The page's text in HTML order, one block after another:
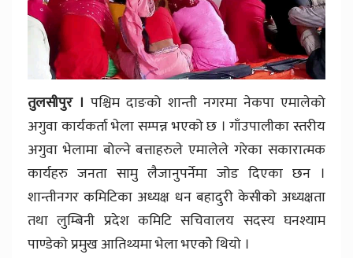
तुलसीपुर । पश्चिम दाङको शान्ती नगरमा नेकपा एमालेको
अगुवा कार्यकर्ता भेला सम्पन्न भएको छ । गाँउपालीका स्तरीय
अगुवा भेलामा बोल्ने बत्ताहरुले एमालेले गरेका सकारात्मक
कार्यहरु जनता सामु लैजानुपर्नेमा जोड दिएका छन ।
शान्तीनगर कमिटिका अध्यक्ष धन बहादुरी केसीको अध्यक्षता
तथा लुम्बिनी प्रदेश कमिटि सचिवालय सदस्य घनश्याम
पाण्डेको प्रमुख आतिथ्यमा भेला भएकोे थियो ।